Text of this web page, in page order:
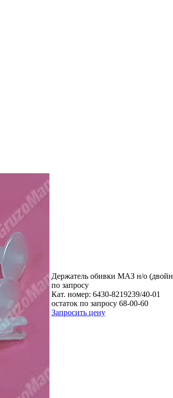
Держатель обивки МАЗ н/о
по запросу
Кат. номер: 6430-8219239/40-01
остаток по запросу 68-00-60
Запросить цену